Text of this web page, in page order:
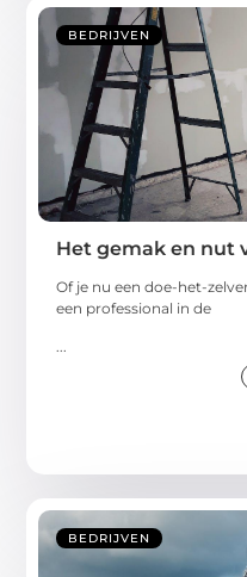
BEDRIJVEN
Het gemak en nut
Of je nu een doe-het-
een professional in de
BEDRIJVEN